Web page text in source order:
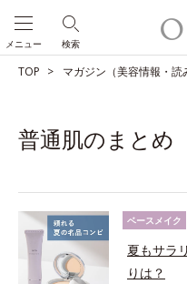
検索
メニュー
TOP マガジン（美容情報・読
普通肌のまとめ
ベースメイク
夏もサラ
りは？